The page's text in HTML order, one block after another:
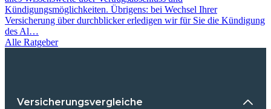
Kündigungsmöglichkeiten. Übrigens: bei Wechsel Ihrer
Versicherung über durchblicker erledigen wir für Sie die Kündigung
des Al…
Alle Ratgeber
Versicherungsvergleiche